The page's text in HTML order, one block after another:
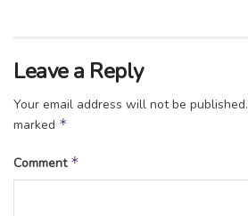
Leave a Reply
Your email address will not be published.
marked *
Comment *